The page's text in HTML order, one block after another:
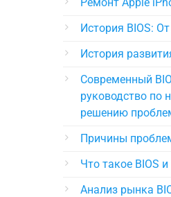
История BIOS:
История
Современный
руководство по
решению
Причины
Что такое BIOS и
Анализ рынка